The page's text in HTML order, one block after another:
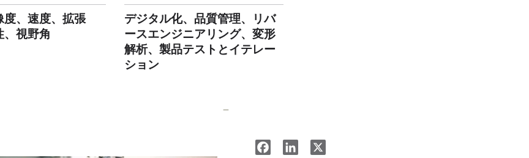
度、速度、拡張
、視野角
デジタル化、品質管理、リバ
ースエンジニアリング、変形
解析、製品テストとイテレー
ション
FacebookLinkedIn